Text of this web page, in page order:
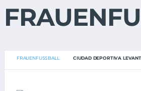
FRAUENFUSSBALL CIUDAD DEPORTIVA